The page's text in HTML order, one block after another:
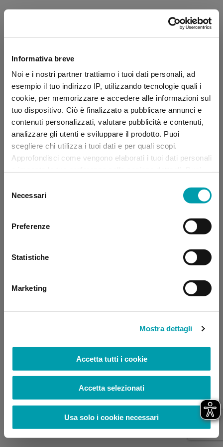
Informativa breve
Noi e i nostri partner trattiamo i tuoi dati personali, ad
esempio il tuo indirizzo IP, utilizzando tecnologie quali i
cookie, per memorizzare e accedere alle informazioni sul
tuo dispositivo. Ciò è finalizzato a pubblicare annunci e
contenuti personalizzati, valutare pubblicità e contenuti,
analizzare gli utenti e sviluppare il prodotto. Puoi
scegliere chi utilizza i tuoi dati e per quali scopi.
Approfondisci come vengono elaborati i tuoi dati personali
momento dalla Dichiarazione sui “
delNecessari
Preferenze
Statistiche
Marketing
Mostra dettagli
Accetta tutti i cookie
Accetta selezionati
Usa solo i cookie necessari
Application error: a client-side exception has occurred (see the
browser console for more information)